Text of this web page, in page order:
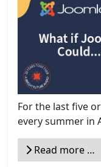
For the last five
every summer in
Read more …